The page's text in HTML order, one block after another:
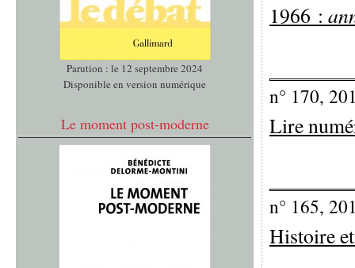
Parution : le 12 septembre 2024
Disponible en version numérique
Le moment post-moderne
1966 :
n° 170,
Lire
n° 165,
Histoire